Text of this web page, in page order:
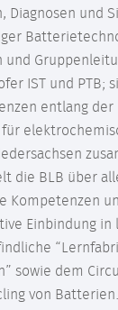
Diagnosen und
und
IST und PTB;
entlang der
die BLB über
Kompetenzen
Einbindung in
sowie dem
von